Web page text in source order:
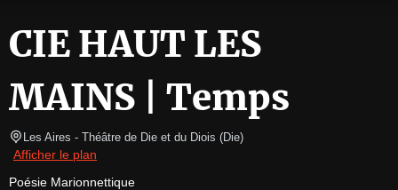
CIE HAUT LES
MAINS | Temps
Les Aires - Théâtre de Die et du Diois (Die)
Afficher le plan
Poésie Marionnettique